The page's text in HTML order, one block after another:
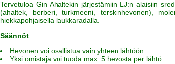
Tervetuloa Gin Ahaltekin järjestämiin LJ:n alaisiin
(ahaltek, berberi, turkmeeni, terskinhevonen),
hiekkapohjaisella laukkaradalla.
Säännöt
Hevonen voi osallistua vain yhteen lähtöön
Yksi omistaja voi tuoda max. 5 hevosta per lähtö